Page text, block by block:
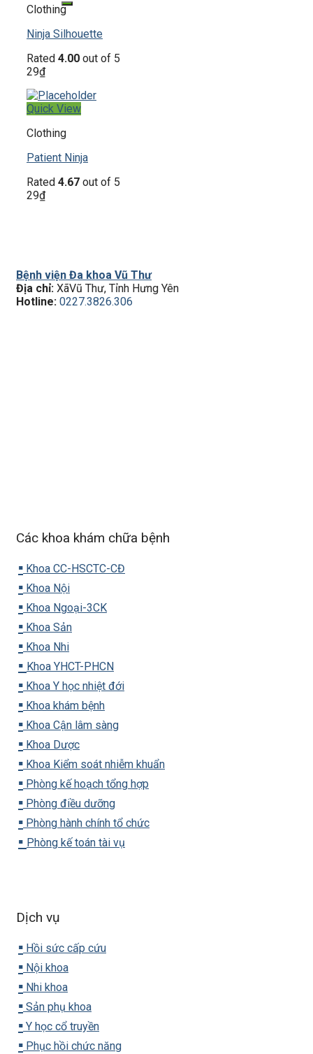
Clothing
Ninja Silhouette
Rated 4.00 out of 5
29₫
Quick View
Clothing
Patient Ninja
Rated 4.67 out of 5
29₫
Bệnh viện Đa khoa Vũ Thư
Địa chỉ: XãVũ Thư, Tỉnh Hưng Yên
Hotline: 0227.3826.306
Các khoa khám chữa bệnh
▪️ Khoa CC-HSCTC-CĐ
▪️ Khoa Nội
▪️ Khoa Ngoại-3CK
▪️ Khoa Sản
▪️ Khoa Nhi
▪️ Khoa YHCT-PHCN
▪️ Khoa Y học nhiệt đới
▪️ Khoa khám bệnh
▪️ Khoa Cận lâm sàng
▪️ Khoa Dược
▪️ Khoa Kiểm soát nhiễm khuẩn
▪️ Phòng kế hoạch tổng hợp
▪️ Phòng điều dưỡng
▪️ Phòng hành chính tổ chức
▪️ Phòng kế toán tài vụ
Dịch vụ
▪️ Hồi sức cấp cứu
▪️ Nội khoa
▪️ Nhi khoa
▪️ Sản phụ khoa
▪️ Y học cổ truyền
▪️ Phục hồi chức năng